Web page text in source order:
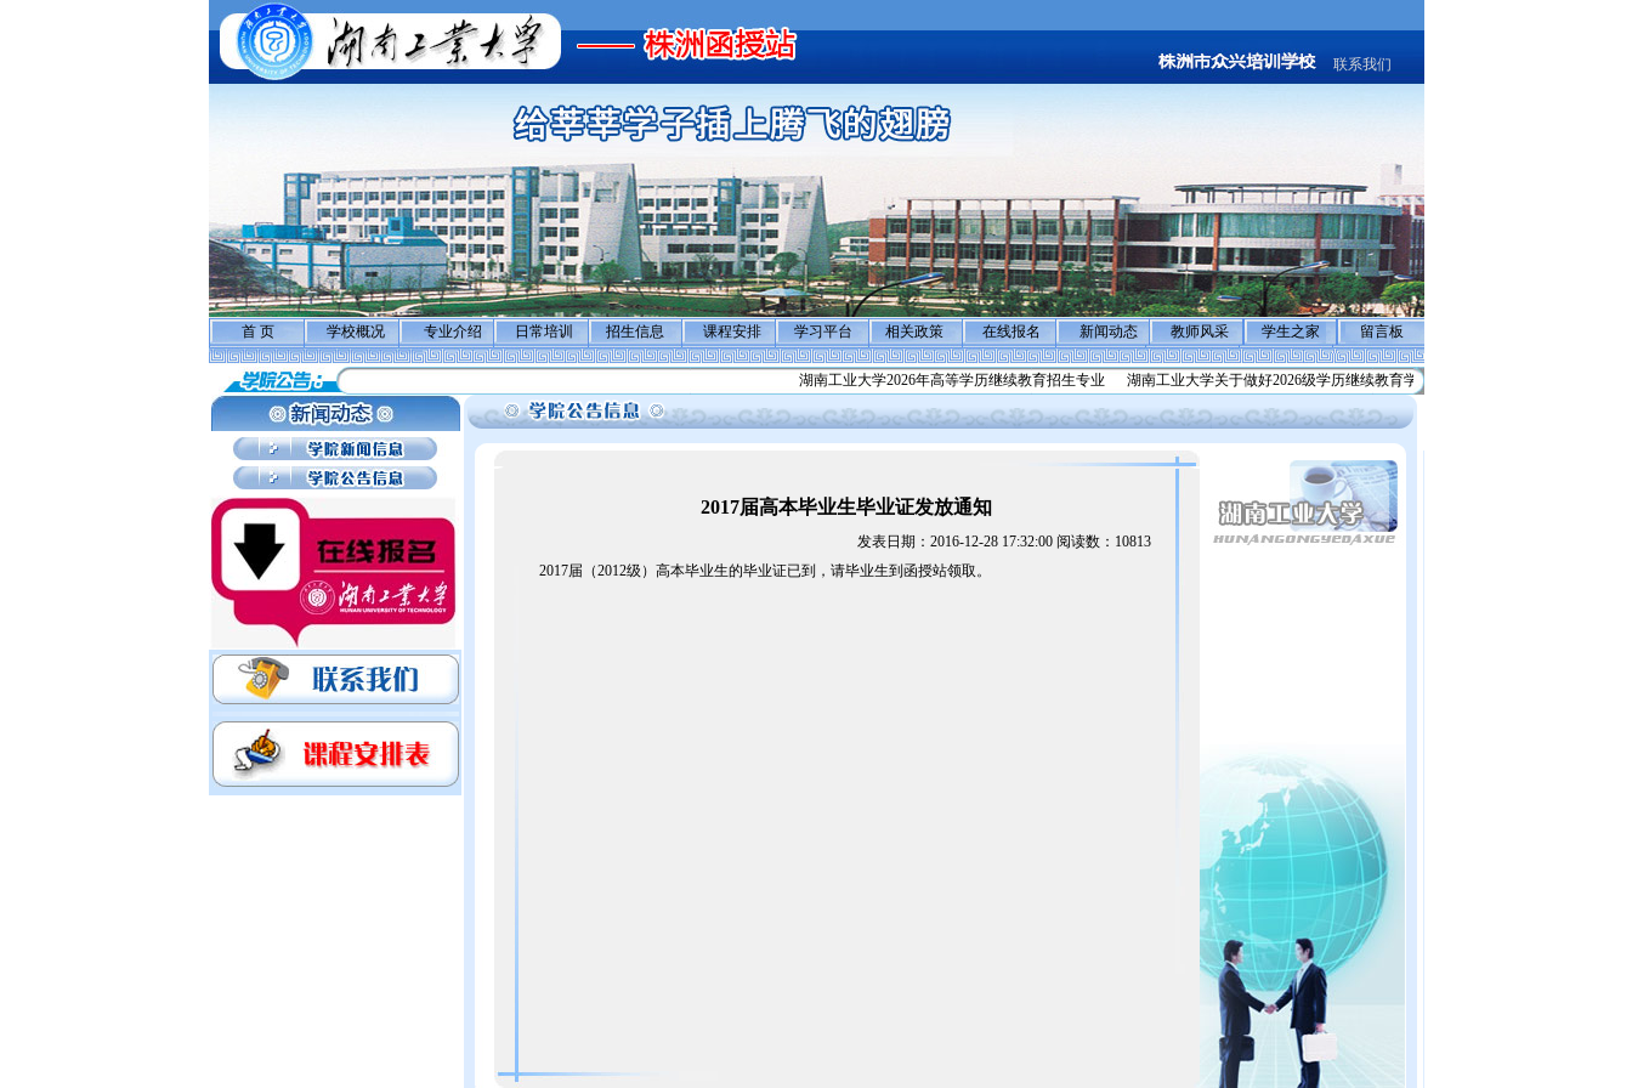
联系我们
首 页 学校概况 专业介绍 日常培训 招生信息 课程安排 学习平台 相关政策 在线报名 新闻动态 教师风采 学生之家 留言板
湖南工业大学2026年高等学历继续教育招生专业 湖南工业大学关于做好2026级学历继续教育学生
2017届高本毕业生毕业证发放通知
发表日期：2016-12-28 17:32:00 阅读数：10813
2017届（2012级）高本毕业生的毕业证已到，请毕业生到函授站领取。